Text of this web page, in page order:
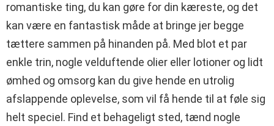
romantiske ting, du kan gøre for din kæreste, og det
kan være en fantastisk måde at bringe jer begge
tættere sammen på hinanden på. Med blot et par
enkle trin, nogle velduftende olier eller lotioner og lidt
ømhed og omsorg kan du give hende en utrolig
afslappende oplevelse, som vil få hende til at føle sig
helt speciel. Find et behageligt sted, tænd nogle